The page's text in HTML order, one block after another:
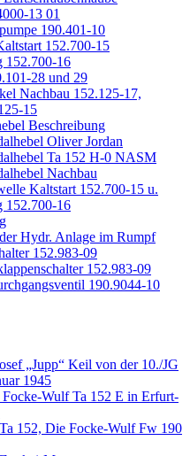
13 01
190.401-10
152.700-15
152.700-16
28 und 29
Nachbau 152.125-17,
15
Beschreibung
Oliver Jordan
Ta 152 H-0 NASM
Nachbau
Kaltstart 152.700-15 u.
152.700-16
Hydr. Anlage im Rumpf
152.983-09
152.983-09
190.9044-10
„Jupp“ Keil von der 10./JG
1945
Focke-Wulf Ta 152 E in Erfurt-
152, Die Focke-Wulf Fw 190